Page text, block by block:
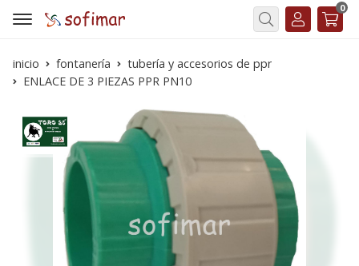
Buscar
0
inicio fontanería
tubería y accesorios de ppr
ENLACE DE 3 PIEZAS PPR PN10